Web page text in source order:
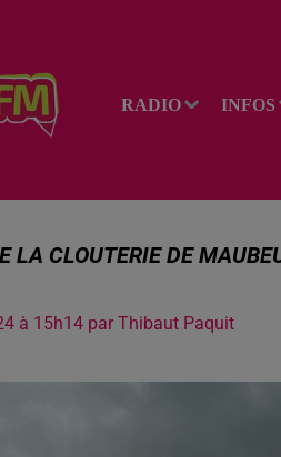
RADIO INFOS
LA CLOUTERIE DE
à 15h14 par Thibaut Paquit